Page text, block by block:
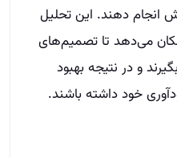
انجام دهند. این تحلیل
می‌دهد تا تصمیم‌های
و در نتیجه بهبود
خود داشته باشند.